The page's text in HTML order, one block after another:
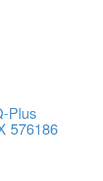
Plus
576186